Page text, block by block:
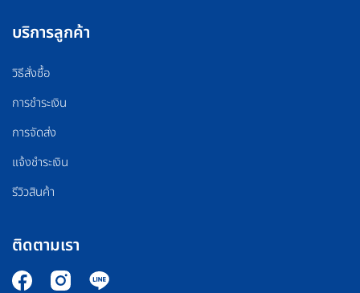
บริการลูกค้า
วิธีสั่งซื้อ
การชำระเงิน
การจัดส่ง
แจ้งชำระเงิน
รีวิวสินค้า
ติดตามเรา